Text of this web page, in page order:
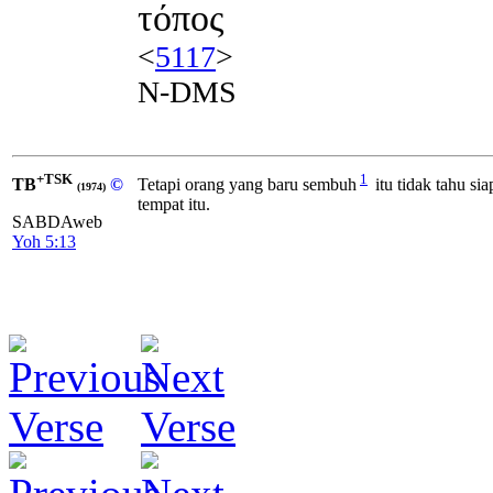
τόπος
<5117>
N-DMS
TB+TSK (1974) ©
SABDAweb
Yoh 5:13
Tetapi orang yang baru sembuh 1
itu tidak tahu
tempat itu.